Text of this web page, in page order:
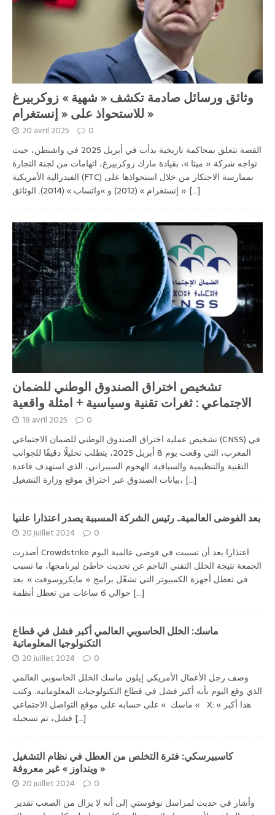
وثائق ورسائل صادمة تكشف « شهية » زوكربيرغ
للاستحواذ على « إنستغرام »
20 avril 2025 0
القصة تتعلق بمحاكمة تاريخية بدأت في أبريل 2025 في واشنطن، حيث
تواجه شركة « ميتا »، بقيادة مارك زوكربيرغ، اتهامات من لجنة التجارة
الفيدرالية الأمريكية (FTC) بممارسة الاحتكار من خلال استحواذها على
[...]
تشخيص اختراق الصندوق الوطني للضمان
الاجتماعي : ثغرات تقنية وسياسية + امثلة واقعية
18 avril 2025 0
تشخيص عملية اختراق الصندوق الوطني للضمان الاجتماعي (CNSS) في
المغرب، التي وقعت يوم 8 أبريل 2025، يتطلب تحليلًا دقيقًا للجوانب
التقنية والتنظيمية والسياقية. الهجوم السيبراني، الذي استهدف قاعدة
بيانات الصندوق عبر اختراق موقع وزارة التشغيل، [...]
بعد الفوضى العالمية.. رئيس الشركة المسببة يصدر اعتذارا علنيا
20 juillet 2024 0
أصدرت Crowdstrike اعتذارا بعد أن تسببت في فوضى عالمية اليوم
الجمعة نتيجة الخلل التقني الناجم عن تحديث خاطئ لبرنامجها، ما تسبب
في تعطل أجهزة الكمبيوتر التي تشغّل برامج « مايكروسوفت ». بعد
[...]
ماسك: الخلل الحاسوبي العالمي أكبر فشل في قطاع
التكنولوجيا المعلوماتية
20 juillet 2024 0
وصف رجل الأعمال الأمريكي إيلون ماسك الخلل الحاسوبي العالمي
الذي وقع اليوم بأنه أكبر فشل في قطاع التكنولوجيات المعلوماتية. وكتب
» ماسك » على حسابه على موقع التواصل الاجتماعي X: « هذا أكبر
[...]
كاسبيرسكي: فترة التخلص من العطل في نظام التشغيل
« وينداوز » غير معروفة
20 juillet 2024 0